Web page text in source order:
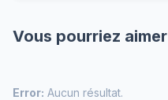
Vous pourriez aimer
Error: Aucun résultat.